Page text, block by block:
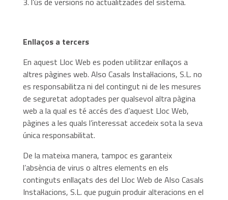
Enllaços a tercers
En aquest Lloc Web es poden utilitzar enllaços a
altres pàgines web. Also Casals Instal·lacions, S.L. no
es responsabilitza ni del contingut ni de les mesures
de seguretat adoptades per qualsevol altra pàgina
web a la qual es té accés des d’aquest Lloc Web,
pàgines a les quals l’interessat accedeix sota la seva
única responsabilitat.
De la mateixa manera, tampoc es garanteix
l’absència de virus o altres elements en els
continguts enllaçats des del Lloc Web de Also Casals
Instal·lacions, S.L. que puguin produir alteracions en el